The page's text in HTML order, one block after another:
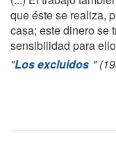
que éste se realiza,
casa; este dinero se
sensibilidad para
"Los excluidos "